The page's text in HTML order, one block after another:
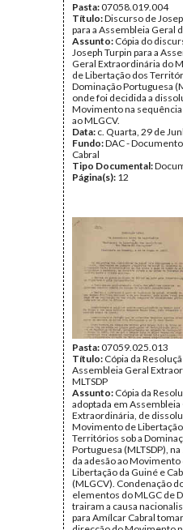
Pasta:07058.019.004
Título:Discurso de
para a Assembleia Geral
Assunto: Cópia do
Joseph Turpin para a
Geral Extraordinária do
de Libertação dos
Dominação Portuguesa
onde foi decidida a
Movimento na sequência
ao MLGCV.
Data: c. Quarta, 29 de
Fundo:DAC -
Cabral
Tipo Documental:
Página(s): 12
Pasta:07059.025.013
Título: Cópia da
Assembleia Geral
MLTSDP
Assunto: Cópia da
adoptada em Assembleia
Extraordinária, de
Movimento de
Territórios sob a
Portuguesa (MLTSDP),
da adesão ao Movimento
Libertação da Guiné e
(MLGCV). Condenação
elementos do MLGC de
trairam a causa
para Amílcar Cabral